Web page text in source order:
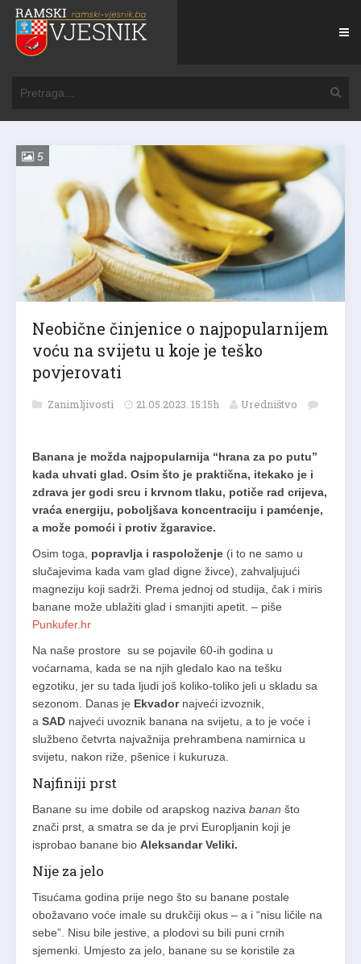
5
Neobične činjenice o najpopularnijem
voću na svijetu u koje je teško
povjerovati
Zanimljivosti 21.05.2023. 15:15h Uredništvo
Banana je možda najpopularnija “hrana za po putu”
kada uhvati glad. Osim što je praktična, itekako je i
zdrava jer godi srcu i krvnom tlaku, potiče rad crijeva,
vraća energiju, poboljšava koncentraciju i pamćenje,
a može pomoći i protiv žgaravice.
Osim toga, popravlja i raspoloženje (i to ne samo u
slučajevima kada vam glad digne živce), zahvaljujući
magneziju koji sadrži. Prema jednoj od studija, čak i miris
banane može ublažiti glad i smanjiti apetit. – piše
Punkufer.hr
Na naše prostore su se pojavile 60-ih godina u
voćarnama, kada se na njih gledalo kao na tešku
egzotiku, jer su tada ljudi još koliko-toliko jeli u skladu sa
sezonom. Danas je Ekvadornajveći izvoznik,
a SAD najveći uvoznik banana na svijetu, a to je voće i
službeno četvrta najvažnija prehrambena namirnica u
svijetu, nakon riže, pšenice i kukuruza.
Najfiniji prst
Banane su ime dobile od arapskog naziva banan što
znači prst, a smatra se da je prvi Europljanin koji je
isprobao banane bio Aleksandar Veliki.
Nije za jelo
Tisućama godina prije nego što su banane postale
obožavano voće imale su drukčiji okus – a i “nisu ličile na
sebe”. Nisu bile jestive, a plodovi su bili puni crnih
sjemenki. Umjesto za jelo, banane su se koristile za